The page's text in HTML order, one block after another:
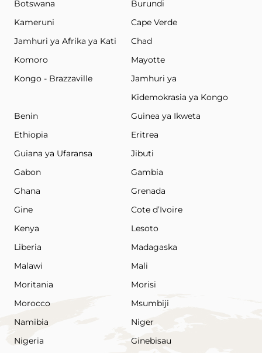
Botswana
Burundi
Kameruni
Cape Verde
Jamhuri ya Afrika ya Kati
Chad
Komoro
Mayotte
Kongo - Brazzaville
Jamhuri ya
Kidemokrasia ya Kongo
Benin
Guinea ya Ikweta
Ethiopia
Eritrea
Guiana ya Ufaransa
Jibuti
Gabon
Gambia
Ghana
Grenada
Gine
Cote d’Ivoire
Kenya
Lesoto
Liberia
Madagaska
Malawi
Mali
Moritania
Morisi
Morocco
Msumbiji
Namibia
Niger
Nigeria
Ginebisau